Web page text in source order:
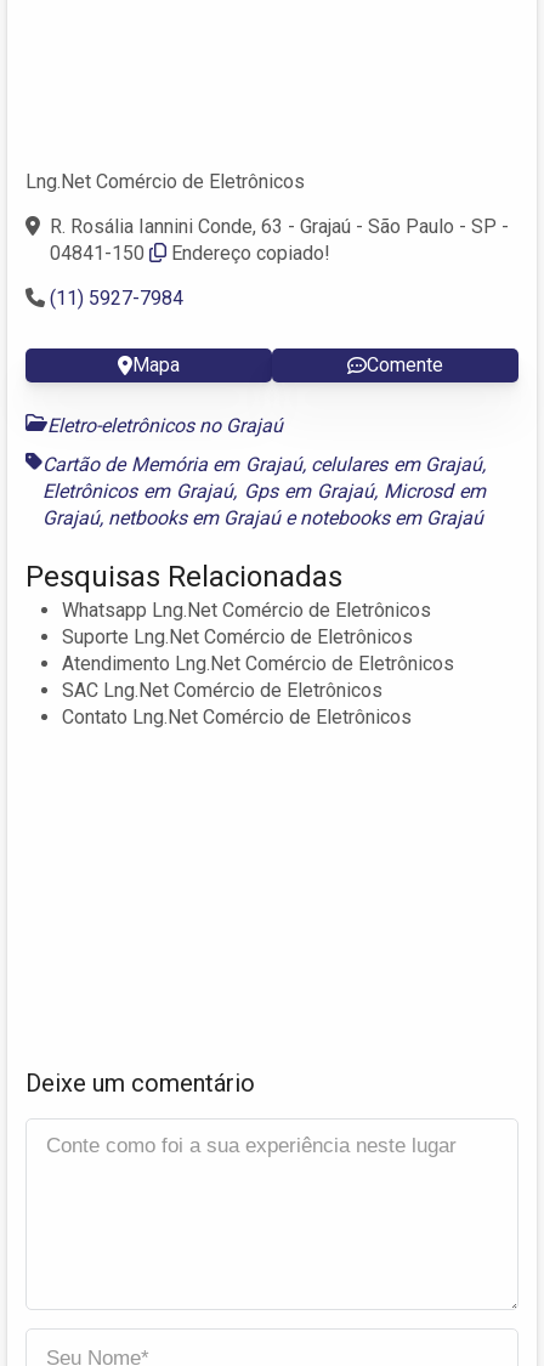
Lng.Net Comércio de Eletrônicos
R. Rosália Iannini Conde, 63 - Grajaú - São Paulo - SP -
04841-150
Endereço copiado!
(11) 5927-7984
Mapa Comente
Eletro-eletrônicos no Grajaú
Cartão de Memória em Grajaú, celulares em Grajaú,
Eletrônicos em Grajaú, Gps em Grajaú, Microsd em
Grajaú, netbooks em Grajaúenotebooks em Grajaú
Pesquisas Relacionadas
Whatsapp Lng.Net Comércio de Eletrônicos
Suporte Lng.Net Comércio de Eletrônicos
Atendimento Lng.Net Comércio de Eletrônicos
SAC Lng.Net Comércio de Eletrônicos
Contato Lng.Net Comércio de Eletrônicos
Deixe um comentário